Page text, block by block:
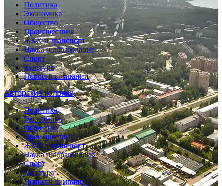
Политика
Экономика
Общество
Происшествия
ЖКХ и транспорт
Наука и образование
Спорт
Культура
Новости компаний
Авторские колонки
Политика
Экономика
Общество
Происшествия
ЖКХ и транспорт
Наука и образование
Спорт
Культура
Новости компаний